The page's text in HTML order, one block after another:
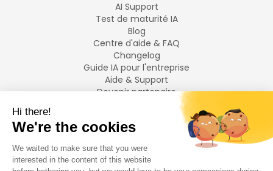
AI Support
Test de maturité IA
Blog
Centre d'aide & FAQ
Changelog
Guide IA pour l'entreprise
Aide & Support
Devenir partenaire
LANGUES
Français